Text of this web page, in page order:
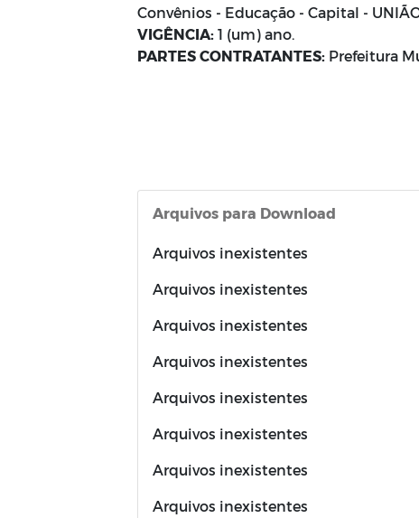
Convênios - Educação - Capital -
VIGÊNCIA: 1 (um) ano.
PARTES CONTRATANTES: Prefeitura
Arquivos para Download
Arquivos inexistentes
Arquivos inexistentes
Arquivos inexistentes
Arquivos inexistentes
Arquivos inexistentes
Arquivos inexistentes
Arquivos inexistentes
Arquivos inexistentes